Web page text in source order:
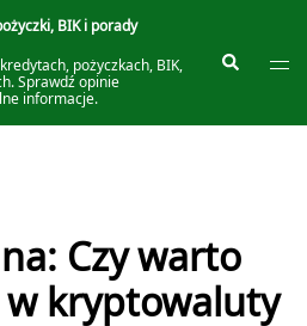
BIK i porady
pożyczkach, BIK,
Sprawdź opinie
informacje.
Szukaj
Czy warto
w kryptowaluty